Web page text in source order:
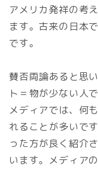
アメリカ発祥の考
ます。古来の日本
です。
賛否両論あると思
ト＝物が少ない人
メディアでは、何
れることが多いで
った方が良く紹介
います。メディア